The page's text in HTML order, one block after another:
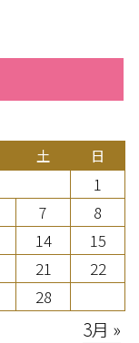
土 日
1
7
8
14
15
21
22
28
3月 »